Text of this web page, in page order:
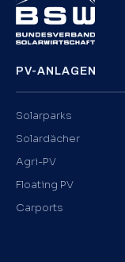
PV-ANLAGEN
Solarparks
Solardächer
Agri-PV
Floating PV
Carports